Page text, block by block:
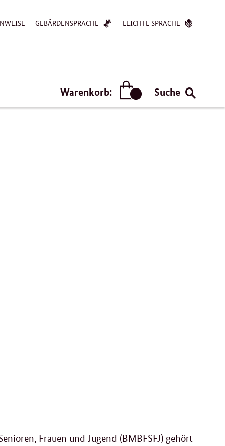
GEBÄRDENSPRACHE LEICHTE SPRACHE
Warenkorb:
Artikel
Suche
Frauen und Jugend (BMBFSFJ) gehört